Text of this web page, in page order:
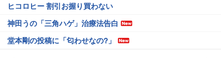
ヒコロヒー 割引お握り買わない
神田うの「三角ハゲ」治療法告白
堂本剛の投稿に「匂わせなの?」